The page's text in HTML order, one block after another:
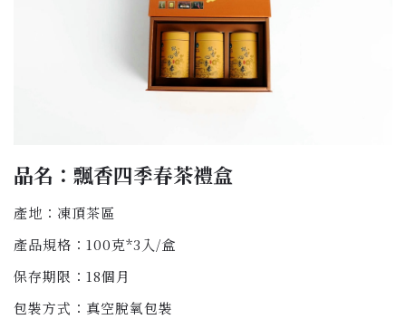
品名：飄香四季春茶禮盒
產地：凍頂茶區
產品規格：100克*3入/盒
保存期限：18個月
包裝方式：真空脫氧包裝